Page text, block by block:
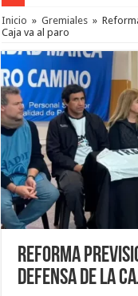
Inicio » Gremiales »
Caja va al paro
Reforma
Defensa de la